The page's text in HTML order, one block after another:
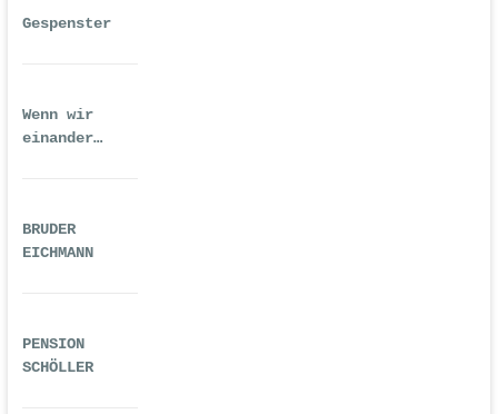
Gespenster
Wenn wir
einander
BRUDER
EICHMANN
PENSION
SCHÖLLER